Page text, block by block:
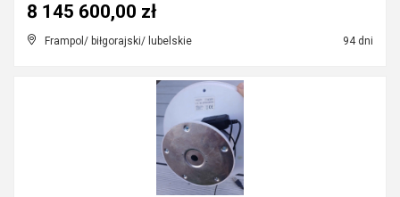
Frampol/ biłgorajski/ lubelskie 94 dni
8 145 600,00 zł